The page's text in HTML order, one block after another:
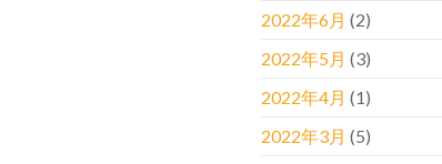
2022年6月 (2)
2022年5月 (3)
2022年4月 (1)
2022年3月 (5)